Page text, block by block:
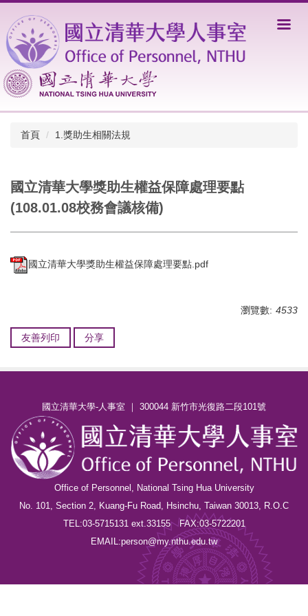
到
主
要
內
容
區
首頁 1.獎助生相關法規
國立清華大學獎助生權益保障處理要點
(108.01.08校務會議核備)
國立清華大學獎助生權益保障處理要點.pdf
瀏覽數: 4533
友善列印 分享
國立清華大學-人事室 ｜ 300044 新竹市光復路二段101號
Office of Personnel, National Tsing Hua University
No. 101, Section 2, Kuang-Fu Road, Hsinchu, Taiwan 30013, R.O.C
TEL:03-5715131 ext.33155 FAX:03-5722201
EMAIL:person@my.nthu.edu.tw